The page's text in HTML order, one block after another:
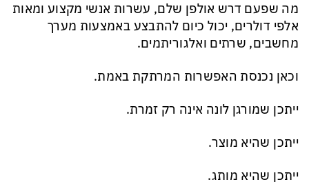
מה שפעם דרש אולפן שלם, עשרות אנשי מקצוע ומאות
אלפי דולרים, יכול כיום להתבצע באמצעות מערך
מחשבים, שרתים ואלגוריתמים.
וכאן נכנסת האפשרות המרתקת באמת.
ייתכן שמורגן לונה אינה רק זמרת.
ייתכן שהיא מוצר.
ייתכן שהיא מותג.